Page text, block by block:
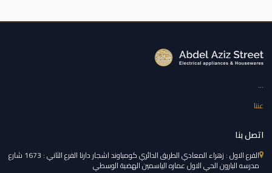
...
عننا
اتصل بنا
الفرع الاول : زهراء المعادي الطريق الدائري كومباوند اشجار دارنا الفرع الثاني : 1673 شارع
مدرسه البارون الحي الاول عماره الياسمين الهضبة الوسطي